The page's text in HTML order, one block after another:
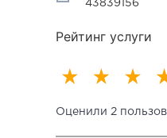
43839156
Рейтинг услуги
Оценили 2